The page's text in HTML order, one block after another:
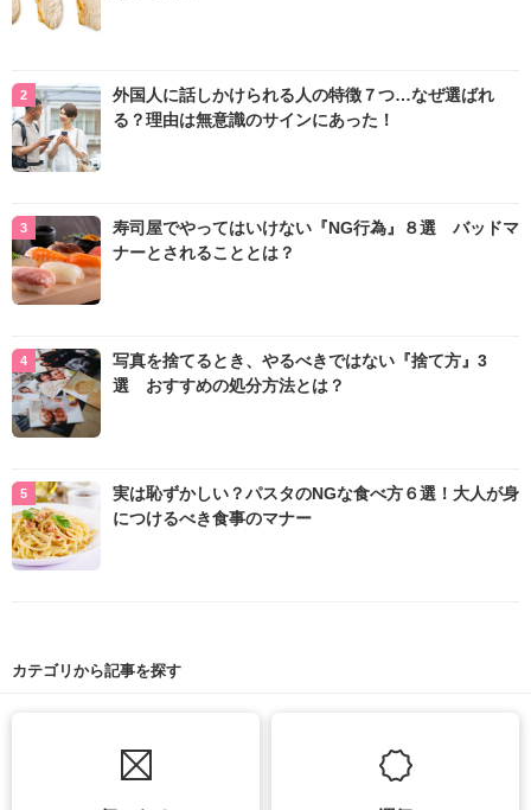
外国人に話しかけられる人の特徴７つ…なぜ選ばれ
る？理由は無意識のサインにあった！
寿司屋でやってはいけない『NG行為』８選 バッドマ
ナーとされることとは？
写真を捨てるとき、やるべきではない『捨て方』3
選 おすすめの処分方法とは？
実は恥ずかしい？パスタのNGな食べ方６選！大人が身
につけるべき食事のマナー
カテゴリから記事を探す